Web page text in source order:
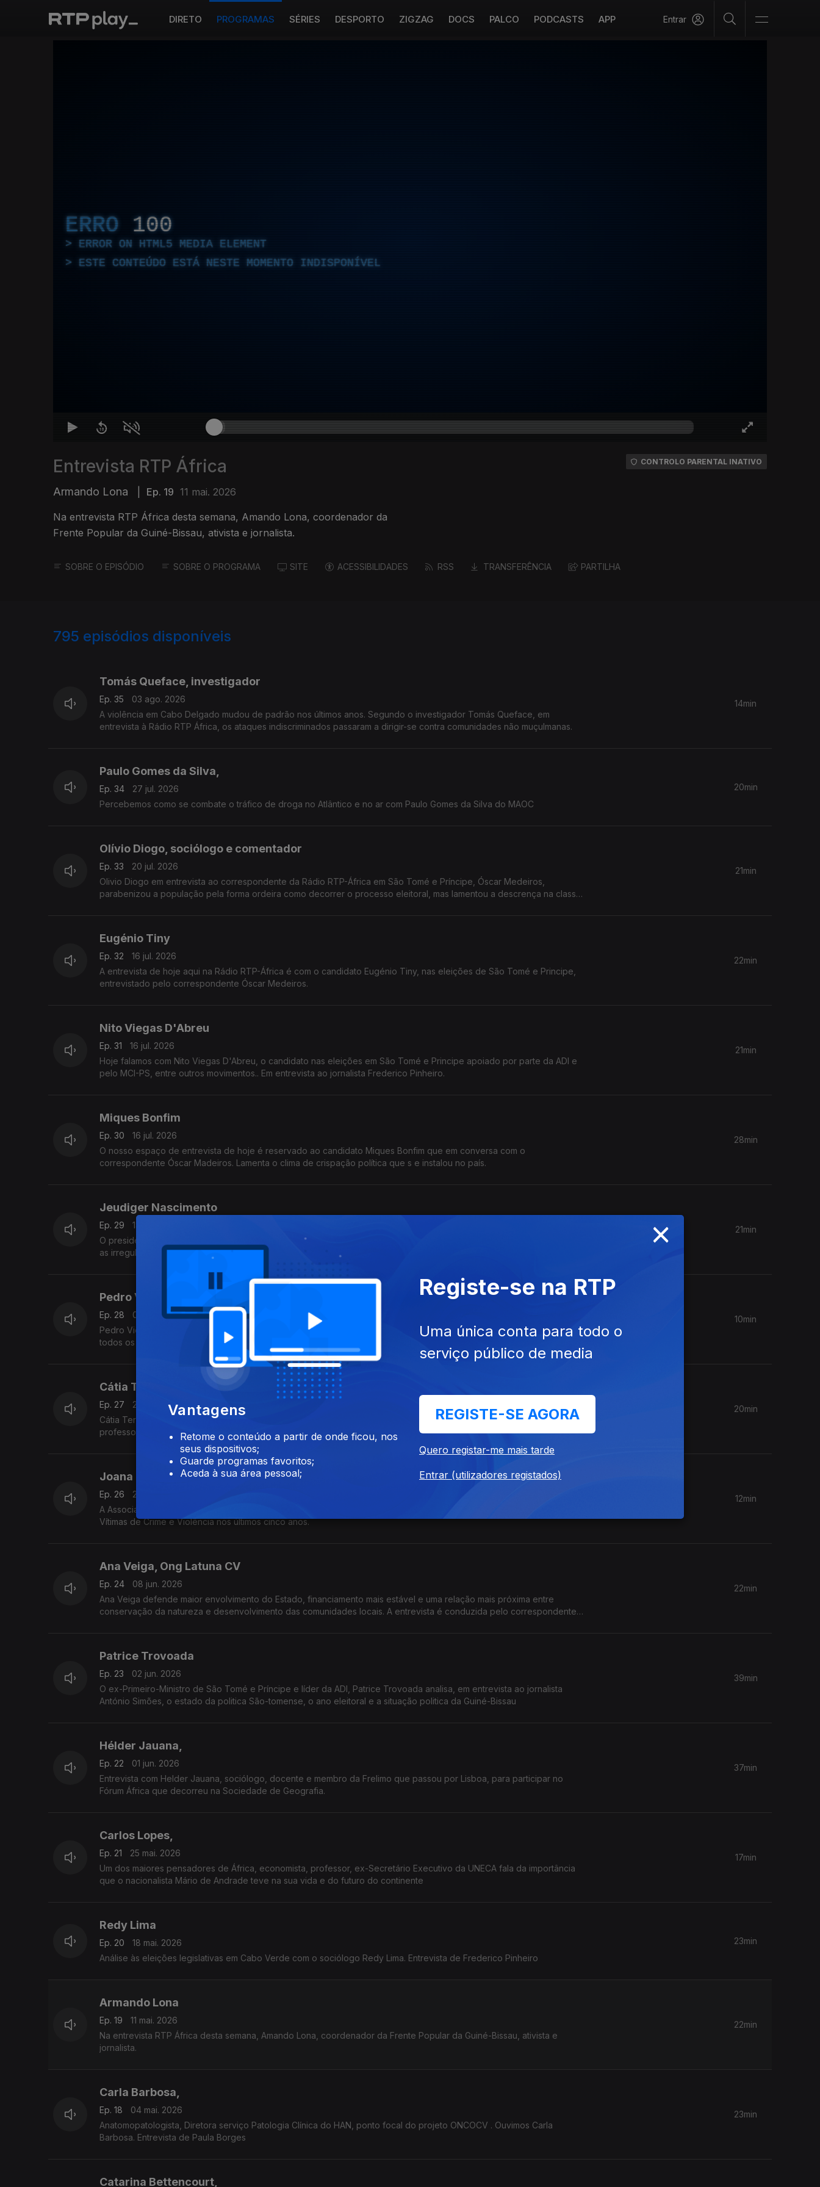
DIRETO PROGRAMAS SÉRIES DESPORTO ZIGZAG DOCS PALCO PODCASTS APP Entrar
ERRO 100
ERROR ON HTML5 MEDIA ELEMENT
ESTE CONTEÚDO ESTÁ NESTE MOMENTO INDISPONÍVEL
Entrevista RTP África
Armando Lona Ep. 19 11 mai. 2026
Na entrevista RTP África desta semana, Amando Lona, coordenador da
Frente Popular da Guiné-Bissau, ativista e jornalista.
CONTROLO PARENTAL INATIVO
SOBRE O EPISÓDIO SOBRE O PROGRAMA SITE ACESSIBILIDADES RSS TRANSFERÊNCIA PARTILHA
795 episódios disponíveis
Tomás Queface, investigador
Ep. 35
03 ago. 2026
A violência em Cabo Delgado mudou de padrão nos últimos anos. Segundo o investigador Tomás Queface, em
entrevista à Rádio RTP África, os ataques indiscriminados passaram a dirigir-se contra comunidades não muçulmanas.
14min
Paulo Gomes da Silva,
Ep. 34
27 jul. 2026
Percebemos como se combate o tráfico de droga no Atlântico e no ar com Paulo Gomes da Silva do MAOC
20min
Olívio Diogo, sociólogo e comentador
Ep. 33
20 jul. 2026
Olivio Diogo em entrevista ao correspondente da Rádio RTP-África em São Tomé e Príncipe, Óscar Medeiros,
parabenizou a população pela forma ordeira como decorrer o processo eleitoral, mas lamentou a descrença na classe
21min
Eugénio Tiny
Ep. 32
16 jul. 2026
A entrevista de hoje aqui na Rádio RTP-África é com o candidato Eugénio Tiny, nas eleições de São Tomé e Principe,
entrevistado pelo correspondente Óscar Medeiros.
22min
Nito Viegas D'Abreu
Ep. 31
16 jul. 2026
Hoje falamos com Nito Viegas D'Abreu, o candidato nas eleições em São Tomé e Principe apoiado por parte da ADI e
pelo MCI-PS, entre outros movimentos.. Em entrevista ao jornalista Frederico Pinheiro.
21min
Miques Bonfim
Ep. 30
16 jul. 2026
O nosso espaço de entrevista de hoje é reservado ao candidato Miques Bonfim que em conversa com o
correspondente Óscar Madeiros. Lamenta o clima de crispação política que s e instalou no país.
28min
Jeudiger Nascimento
Ep. 29
13 jul. 2026
O presidente da Comissão Eleitoral Nacional de STP, Jeudiger Nascimento, fala, ao jornalista Frederico Pinheiro, sobre
as irregularidades que têm sido detetadas, e sobre o processo de apuramento de resultados.
21min
Pedro Vicente
Ep. 28
06 jul. 2026
Pedro Vicente, Professor na NOVA SBE, fala-nos de projectos de resposta, ao nível comunitário, num país castigado
todos os anos por fenómenos climáticos extremos: Moçambique.
10min
Cátia Terrinca
Ep. 27
29 jun. 2026
Cátia Terrinca é uma actriz portuguesa com raizes africanas, revela que foi alvo de bullyng e xenofobia, por parte de
professores e colegas. Algo impensável numa arte que se pretende aberta e inclusiva.
20min
Joana Menezes - APAV,
Ep. 26
22 jun. 2026
A Associação portuguesa de Apoio à Vitima (APAV) acaba de lançar um relatório estatistico sobre Pessoas Refugiadas
Vítimas de Crime e Violência nos últimos cinco anos.
12min
Ana Veiga, Ong Latuna CV
Ep. 24
08 jun. 2026
Ana Veiga defende maior envolvimento do Estado, financiamento mais estável e uma relação mais próxima entre
conservação da natureza e desenvolvimento das comunidades locais. A entrevista é conduzida pelo correspondente
22min
Patrice Trovoada
Ep. 23
02 jun. 2026
O ex-Primeiro-Ministro de São Tomé e Príncipe e líder da ADI, Patrice Trovoada analisa, em entrevista ao jornalista
António Simões, o estado da politica São-tomense, o ano eleitoral e a situação politica da Guiné-Bissau
39min
Hélder Jauana,
Ep. 22
01 jun. 2026
Entrevista com Helder Jauana, sociólogo, docente e membro da Frelimo que passou por Lisboa, para participar no
Fórum África que decorreu na Sociedade de Geografia.
37min
Carlos Lopes,
Ep. 21
25 mai. 2026
Um dos maiores pensadores de África, economista, professor, ex-Secretário Executivo da UNECA fala da importância
que o nacionalista Mário de Andrade teve na sua vida e do futuro do continente
17min
Redy Lima
Ep. 20
18 mai. 2026
Análise às eleições legislativas em Cabo Verde com o sociólogo Redy Lima. Entrevista de Frederico Pinheiro
23min
Armando Lona
Ep. 19
11 mai. 2026
Na entrevista RTP África desta semana, Amando Lona, coordenador da Frente Popular da Guiné-Bissau, ativista e
jornalista.
22min
Carla Barbosa,
Ep. 18
04 mai. 2026
Anatomopatologista, Diretora serviço Patologia Clínica do HAN, ponto focal do projeto ONCOCV . Ouvimos Carla
Barbosa. Entrevista de Paula Borges
23min
Catarina Bettencourt,
×
Vantagens
Retome o conteúdo a partir de onde ficou, nos
seus dispositivos;
Guarde programas favoritos;
Aceda à sua área pessoal;
Registe-se na RTP
Uma única conta para todo o
serviço público de media
REGISTE-SE AGORA
Quero registar-me mais tarde
Entrar (utilizadores registados)